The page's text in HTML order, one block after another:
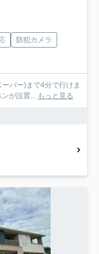
防犯カメラ
パー)まで4分で行けま
が設置... もっと見る